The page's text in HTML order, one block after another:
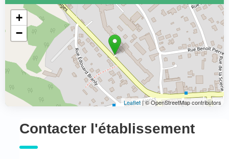
+
−
Leaflet| © OpenStreetMap contributors
Contacter l'établissement